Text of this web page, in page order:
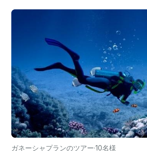
ガネーシャプランのツアー·10名様